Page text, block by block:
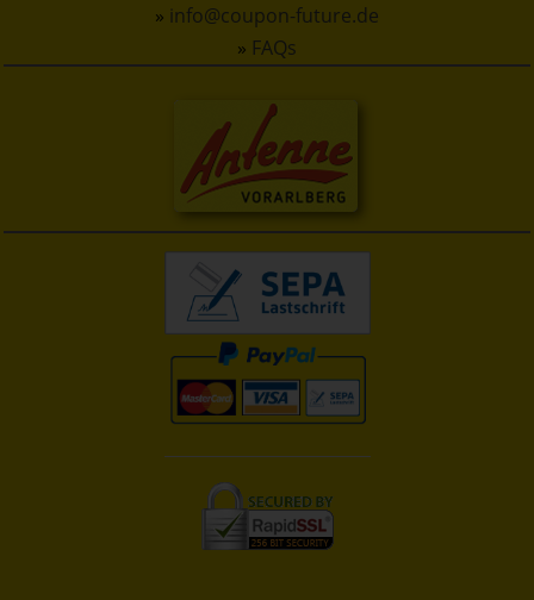
» info@coupon-future.de
» FAQs